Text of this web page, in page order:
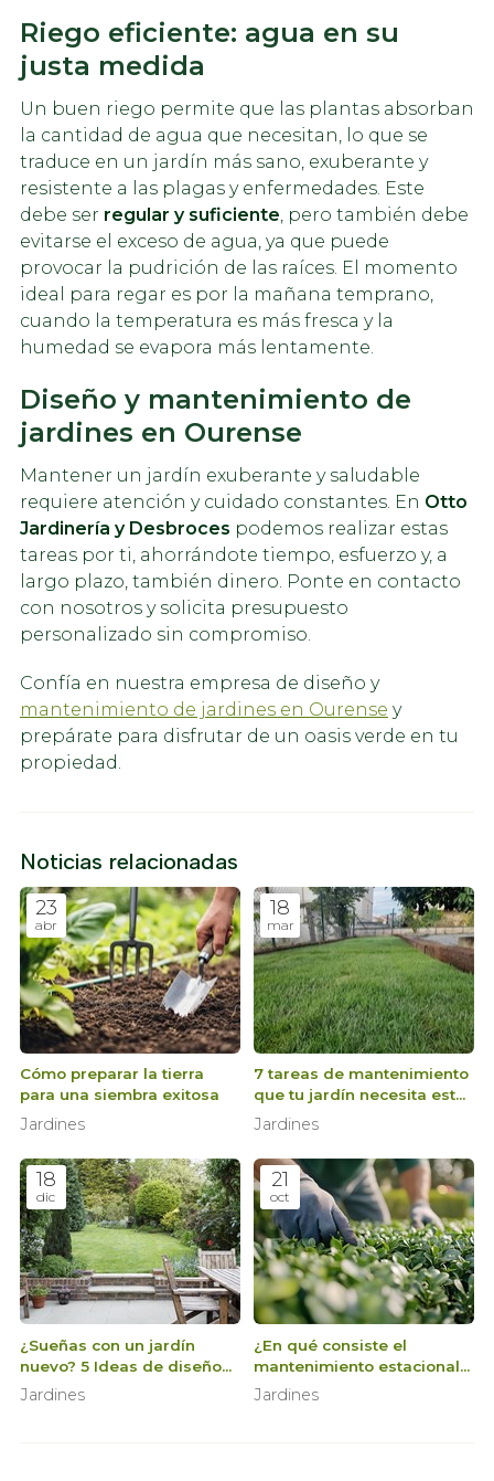
Riego eficiente: agua en su
justa medida
Un buen riego permite que las plantas absorban
la cantidad de agua que necesitan, lo que se
traduce en un jardín más sano, exuberante y
resistente a las plagas y enfermedades. Este
debe ser regular y suficiente, pero también debe
evitarse el exceso de agua, ya que puede
provocar la pudrición de las raíces. El momento
ideal para regar es por la mañana temprano,
cuando la temperatura es más fresca y la
humedad se evapora más lentamente.
Diseño y mantenimiento de
jardines en Ourense
Mantener un jardín exuberante y saludable
requiere atención y cuidado constantes. En Otto
Jardinería y Desbroces podemos realizar estas
tareas por ti, ahorrándote tiempo, esfuerzo y, a
largo plazo, también dinero. Ponte en contacto
con nosotros y solicita presupuesto
personalizado sin compromiso.
Confía en nuestra empresa de diseño y
mantenimiento de jardines en Ourense y
prepárate para disfrutar de un oasis verde en tu
propiedad.
Noticias relacionadas
23
abr
Cómo preparar la tierra
para una siembra exitosa
Jardines
18
mar
7 tareas de mantenimiento
que tu jardín necesita esta
primavera
Jardines
18
dic
¿Sueñas con un jardín
nuevo? 5 Ideas de diseño
para transformar tu espacio
Jardines
21
oct
¿En qué consiste el
mantenimiento estacional
del jardín?
Jardines